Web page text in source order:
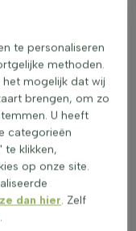
is aan uw
Vitis vinifera
met groene
de herfst verkleuren
de vorm van
kleur kunnen zijn.
van -15°C tot
goed
locatie en heeft
te personaliseren
methoden.
het mogelijk dat wij
brengen, om zo
U heeft
categorieën
te klikken,
op onze site.
dan hier. Zelf